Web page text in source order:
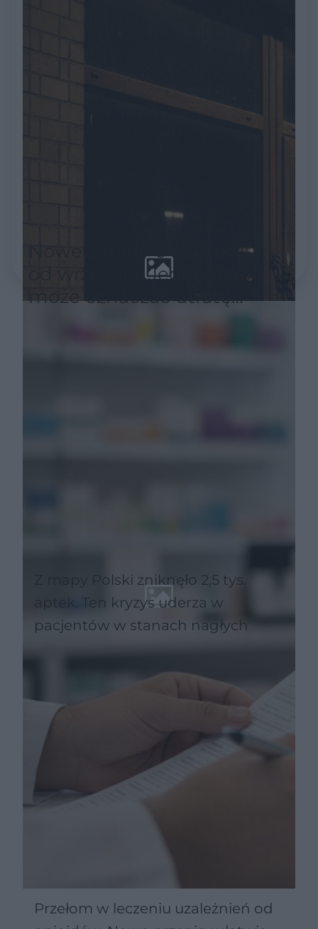
Nowe zasady e-recept już
od września. Jeden błąd
może oznaczać utratę
Z mapy Polski zniknęło 2,5 tys.
aptek. Ten kryzys uderza w
pacjentów w stanach nagłych
Przełom w leczeniu uzależnień od